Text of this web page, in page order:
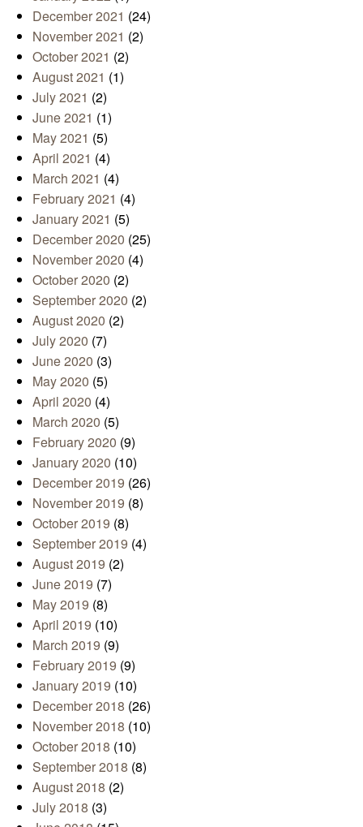
December 2021 (24)
November 2021 (2)
October 2021 (2)
August 2021 (1)
July 2021 (2)
June 2021 (1)
May 2021 (5)
April 2021 (4)
March 2021 (4)
February 2021 (4)
January 2021 (5)
December 2020 (25)
November 2020 (4)
October 2020 (2)
September 2020 (2)
August 2020 (2)
July 2020 (7)
June 2020 (3)
May 2020 (5)
April 2020 (4)
March 2020 (5)
February 2020 (9)
January 2020 (10)
December 2019 (26)
November 2019 (8)
October 2019 (8)
September 2019 (4)
August 2019 (2)
June 2019 (7)
May 2019 (8)
April 2019 (10)
March 2019 (9)
February 2019 (9)
January 2019 (10)
December 2018 (26)
November 2018 (10)
October 2018 (10)
September 2018 (8)
August 2018 (2)
July 2018 (3)